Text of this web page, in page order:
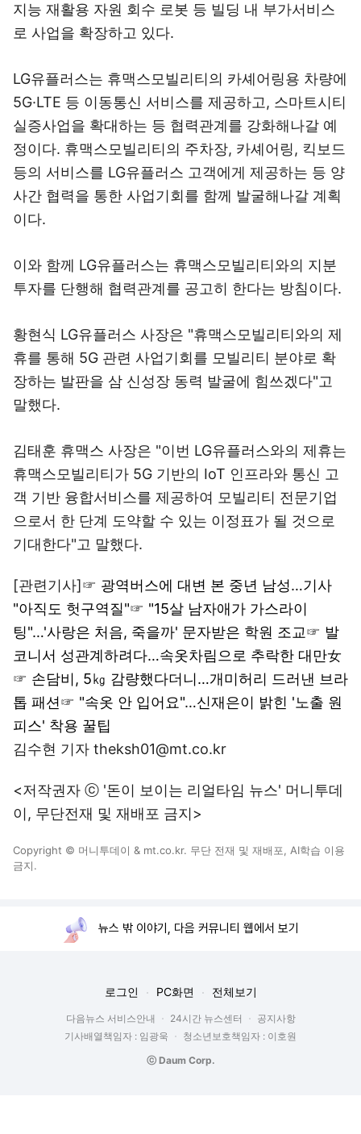
지능 재활용 자원 회수 로봇 등 빌딩 내 부가서비스
로 사업을 확장하고 있다.
LG유플러스는 휴맥스모빌리티의 카셰어링용 차량에
5G·LTE 등 이동통신 서비스를 제공하고, 스마트시티
실증사업을 확대하는 등 협력관계를 강화해나갈 예
정이다. 휴맥스모빌리티의 주차장, 카셰어링, 킥보드
등의 서비스를 LG유플러스 고객에게 제공하는 등 양
사간 협력을 통한 사업기회를 함께 발굴해나갈 계획
이다.
이와 함께 LG유플러스는 휴맥스모빌리티와의 지분
투자를 단행해 협력관계를 공고히 한다는 방침이다.
황현식 LG유플러스 사장은 "휴맥스모빌리티와의 제
휴를 통해 5G 관련 사업기회를 모빌리티 분야로 확
장하는 발판을 삼 신성장 동력 발굴에 힘쓰겠다"고
말했다.
김태훈 휴맥스 사장은 "이번 LG유플러스와의 제휴는
휴맥스모빌리티가 5G 기반의 IoT 인프라와 통신 고
객 기반 융합서비스를 제공하여 모빌리티 전문기업
으로서 한 단계 도약할 수 있는 이정표가 될 것으로
기대한다"고 말했다.
[관련기사]☞ 광역버스에 대변 본 중년 남성…기사
"아직도 헛구역질"☞ "15살 남자애가 가스라이
팅"…'사랑은 처음, 죽을까' 문자받은 학원 조교☞ 발
코니서 성관계하려다…속옷차림으로 추락한 대만女
☞ 손담비, 5㎏ 감량했다더니…개미허리 드러낸 브라
톱 패션☞ "속옷 안 입어요"…신재은이 밝힌 '노출 원
피스' 착용 꿀팁
김수현 기자 theksh01@mt.co.kr
<저작권자 ⓒ '돈이 보이는 리얼타임 뉴스' 머니투데
이, 무단전재 및 재배포 금지>
Copyright © 머니투데이 & mt.co.kr. 무단 전재 및 재배포, AI학습 이용
금지.
뉴스 밖 이야기, 다음 커뮤니티 웹에서 보기
로그인 PC화면 전체보기
다음뉴스 서비스안내 24시간 뉴스센터
공지사항
기사배열책임자 : 임광욱
청소년보호책임자 : 이호원
ⓒ Daum Corp.